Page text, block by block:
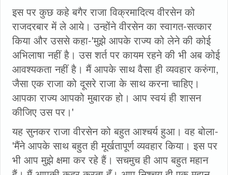
इस पर कुछ कहे बगैर राजा विक्रमादित्य वीरसेन को
राजदरबार में ले आये। उन्होंने वीरसेन का स्वागत-सत्कार
किया और उससे कहा-'मुझे आपके राज्य को लेने की कोई
अभिलाषा नहीं है। उस शर्त पर कायम रहने की भी अब कोई
आवश्यकता नहीं है। मैं आपके साथ वैसा ही व्यवहार करुंगा,
जैसा एक राजा को दूसरे राजा के साथ करना चाहिए।
आपका राज्य आपको मुबारक हो। आप स्वयं ही शासन
कीजिए उस पर।'
यह सुनकर राजा वीरसेन को बहुत आश्चर्य हुआ। वह बोला-
'मैंने आपके साथ बहुत ही मूर्खतापूर्ण व्यवहार किया। इस पर
भी आप मुझे क्षमा कर रहे हैं। सचमुच ही आप बहुत महान